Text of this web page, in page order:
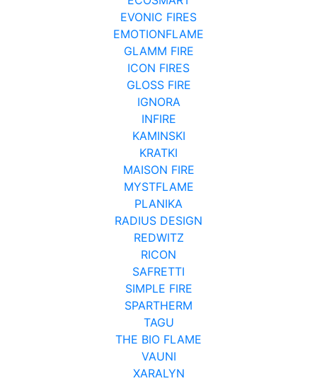
EVONIC FIRES
EMOTIONFLAME
GLAMM FIRE
ICON FIRES
GLOSS FIRE
IGNORA
INFIRE
KAMINSKI
KRATKI
MAISON FIRE
MYSTFLAME
PLANIKA
RADIUS DESIGN
REDWITZ
RICON
SAFRETTI
SIMPLE FIRE
SPARTHERM
TAGU
THE BIO FLAME
VAUNI
XARALYN